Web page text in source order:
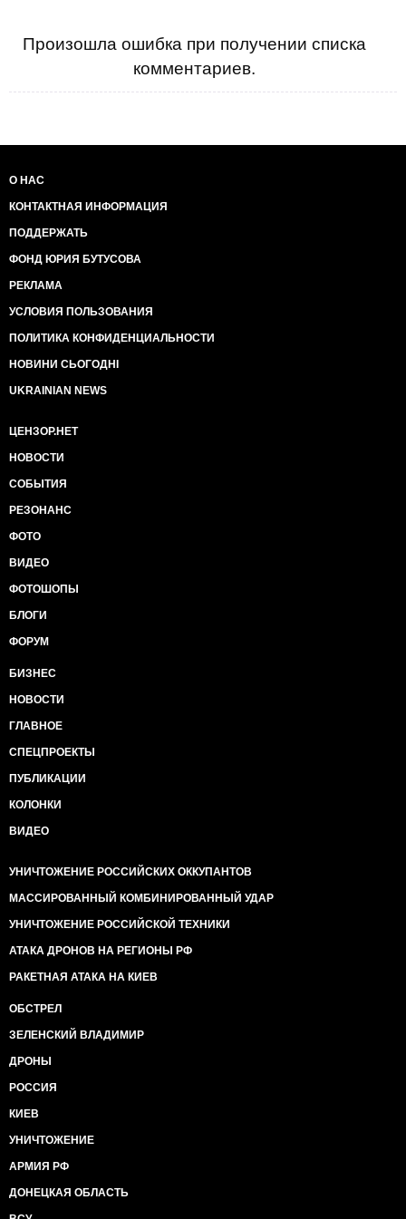
Произошла ошибка при получении списка
комментариев.
О НАС
КОНТАКТНАЯ ИНФОРМАЦИЯ
ПОДДЕРЖАТЬ
ФОНД ЮРИЯ БУТУСОВА
РЕКЛАМА
УСЛОВИЯ ПОЛЬЗОВАНИЯ
ПОЛИТИКА КОНФИДЕНЦИАЛЬНОСТИ
НОВИНИ СЬОГОДНІ
UKRAINIAN NEWS
ЦЕНЗОР.НЕТ
НОВОСТИ
СОБЫТИЯ
РЕЗОНАНС
ФОТО
ВИДЕО
ФОТОШОПЫ
БЛОГИ
ФОРУМ
БИЗНЕС
НОВОСТИ
ГЛАВНОЕ
СПЕЦПРОЕКТЫ
ПУБЛИКАЦИИ
КОЛОНКИ
ВИДЕО
УНИЧТОЖЕНИЕ РОССИЙСКИХ ОККУПАНТОВ
МАССИРОВАННЫЙ КОМБИНИРОВАННЫЙ УДАР
УНИЧТОЖЕНИЕ РОССИЙСКОЙ ТЕХНИКИ
АТАКА ДРОНОВ НА РЕГИОНЫ РФ
РАКЕТНАЯ АТАКА НА КИЕВ
ОБСТРЕЛ
ЗЕЛЕНСКИЙ ВЛАДИМИР
ДРОНЫ
РОССИЯ
КИЕВ
УНИЧТОЖЕНИЕ
АРМИЯ РФ
ДОНЕЦКАЯ ОБЛАСТЬ